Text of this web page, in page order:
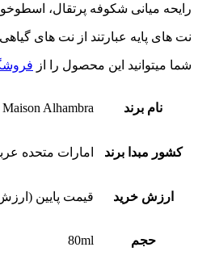
رایحه میانی شکوفه پرتقال،
نت های پایه عبارتند از نت های
شما میتوانید این محصول را از
نام برند Maison Alhambra
کشور مبدا برند امارات متحده
ارزش خرید قیمت پایین (ارزش
حجم 80ml